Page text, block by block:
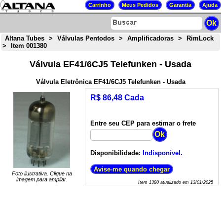
Altana Tubes > Válvulas Pentodos > Amplificadoras >
RimLock
>
Item 001380
Válvula EF41/6CJ5 Telefunken - Usada
Válvula Eletrônica EF41/6CJ5 Telefunken - Usada
Foto ilustrativa. Clique na
imagem para ampliar.
R$ 86,48 Cada
Entre seu CEP para estimar o frete
Disponibilidade: Indisponível.
Item 1380atualizado em 13/01/2025